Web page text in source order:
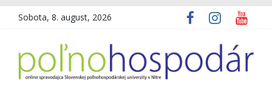
Sobota, 8. august, 2026